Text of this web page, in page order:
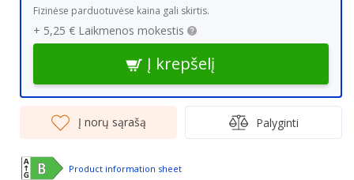
Fizinėse parduotuvėse kaina gali skirtis.
+ 5,25 € Laikmenos mokestis
Į krepšelį
Į norų sąrašą Palyginti
Product information sheet